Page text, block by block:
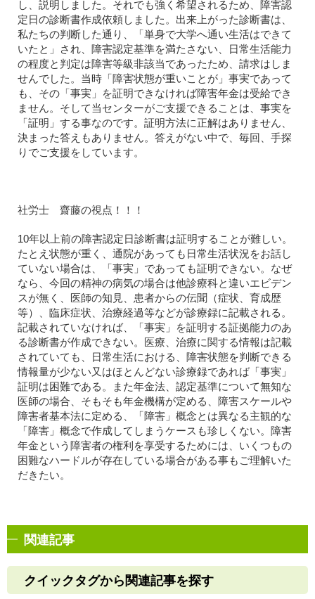
し、説明しました。それでも強く希望されるため、障害認
定日の診断書作成依頼しました。出来上がった診断書は、
私たちの判断した通り、「単身で大学へ通い生活はできて
いたと」され、障害認定基準を満たさない、日常生活能力
の程度と判定は障害等級非該当であったため、請求はしま
せんでした。当時「障害状態が重いことが」事実であって
も、その「事実」を証明できなければ障害年金は受給でき
ません。そして当センターがご支援できることは、事実を
「証明」する事なのです。証明方法に正解はありません、
決まった答えもありません。答えがない中で、毎回、手探
りでご支援をしています。
社労士 齋藤の視点！！！
10年以上前の障害認定日診断書は証明することが難しい。
たとえ状態が重く、通院があっても日常生活状況をお話し
ていない場合は、「事実」であっても証明できない。なぜ
なら、今回の精神の病気の場合は他診療科と違いエビデン
スが無く、医師の知見、患者からの伝聞（症状、育成歴
等）、臨床症状、治療経過等などが診療録に記載される。
記載されていなければ、「事実」を証明する証拠能力のあ
る診断書が作成できない。医療、治療に関する情報は記載
されていても、日常生活における、障害状態を判断できる
情報量が少ない又はほとんどない診療録であれば「事実」
証明は困難である。また年金法、認定基準について無知な
医師の場合、そもそも年金機構が定める、障害スケールや
障害者基本法に定める、「障害」概念とは異なる主観的な
「障害」概念で作成してしまうケースも珍しくない。障害
年金という障害者の権利を享受するためには、いくつもの
困難なハードルが存在している場合がある事もご理解いた
だきたい。
関連記事
クイックタグから関連記事を探す